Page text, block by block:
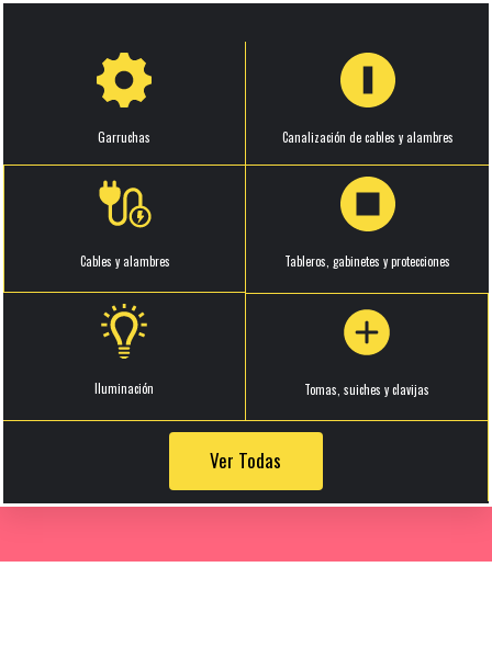
Garruchas Canalización de cables y alambres
Cables y alambres Tableros, gabinetes y protecciones
Iluminación Tomas, suiches y clavijas
Ver Todas